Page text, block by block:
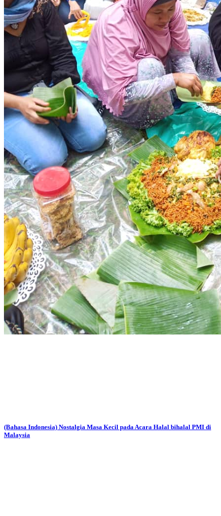
(Bahasa Indonesia) Nostalgia Masa Kecil pada Acara Halal bihalal PMI di
Malaysia